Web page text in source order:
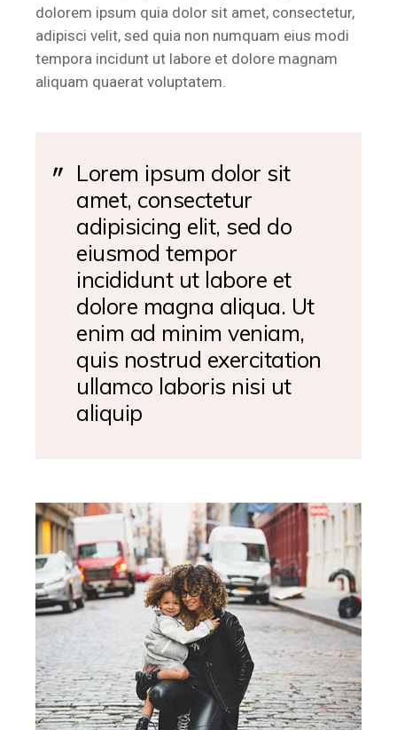
dolorem ipsum quia dolor sit amet, consectetur,
adipisci velit, sed quia non numquam eius modi
tempora incidunt ut labore et dolore magnam
aliquam quaerat voluptatem.
Lorem ipsum dolor sit
amet, consectetur
adipisicing elit, sed do
eiusmod tempor
incididunt ut labore et
dolore magna aliqua. Ut
enim ad minim veniam,
quis nostrud exercitation
ullamco laboris nisi ut
aliquip